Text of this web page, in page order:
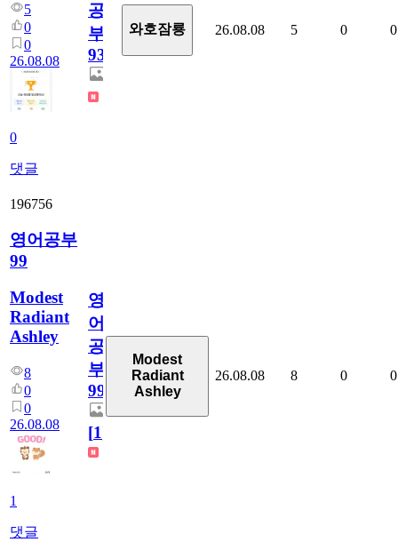
5
0
0
26.08.08
0
댓글
공
부
931
와호잠룡 26.08.08 5 0 0
196756
영어공부
99
Modest
Radiant
Ashley
8
0
0
26.08.08
1
댓글
영
어
공
부
99
[1]
Modest
Radiant
Ashley
26.08.08 8 0 0